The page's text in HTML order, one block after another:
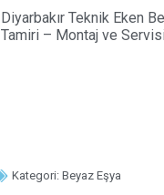
Diyarbakır Teknik Eken
Tamiri – Montaj ve
Kategori: Beyaz Eşya